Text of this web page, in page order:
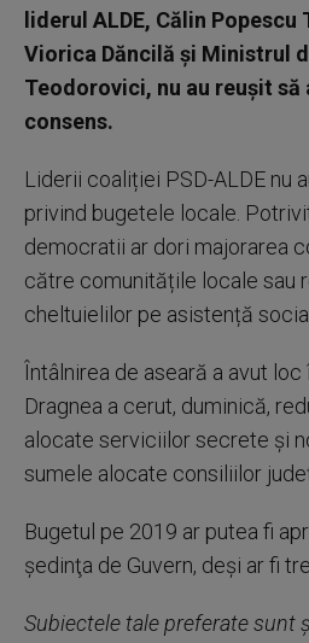
liderul ALDE, Călin
Viorica Dăncilă și Ministrul
Teodorovici, nu au reușit să
consens.
Liderii coaliției PSD-ALDE nu
privind bugetele locale.
democratii ar dori majorarea
către comunitățile locale sau
cheltuielilor pe asistență
Întâlnirea de aseară a avut
Dragnea a cerut, duminică,
alocate serviciilor secrete și
sumele alocate consiliilor
Bugetul pe 2019 ar putea fi
şedinţa de Guvern, deşi ar fi
Subiectele tale preferate sunt